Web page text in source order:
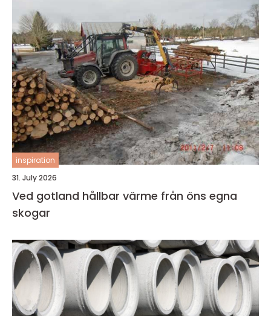
inspiration
31. July 2026
Ved gotland hållbar värme från öns egna
skogar